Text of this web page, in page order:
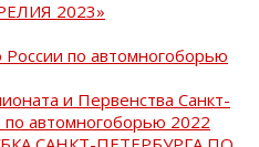
2023»
России по автомногоборью
и Первенства Санкт-
по автомногоборью 2022